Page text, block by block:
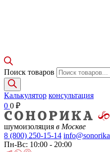
Поиск товаров
Калькулятор консультация
0 0 ₽
шумоизоляция в Москве
8 (800) 250-15-14
Пн-Вс: 10:00 - 20:00